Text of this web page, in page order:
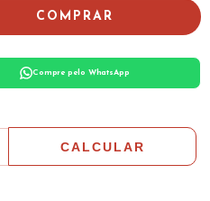
Compre pelo WhatsApp
CALCULAR